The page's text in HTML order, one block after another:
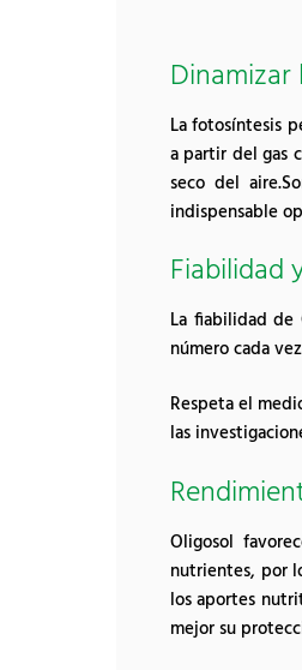
La fotosíntesis
a partir del gas
seco del
indispensable
Fiabilidad
La fiabilidad de
número cada
Respeta el
las
Oligosol
nutrientes, por
los aportes
mejor su